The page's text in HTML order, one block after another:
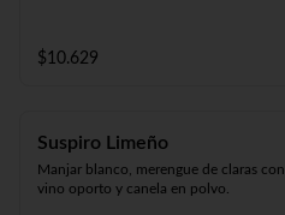
Panko Katsu 10 piezas (pollo apanado,
queso y cebollín. Frito en panko).
$10.629
Suspiro Limeño
Manjar blanco, merengue de claras con
vino oporto y canela en polvo.